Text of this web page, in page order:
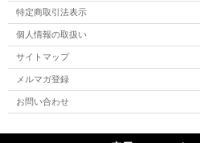
特定商取引法表示
個人情報の取扱い
サイトマップ
メルマガ登録
お問い合わせ